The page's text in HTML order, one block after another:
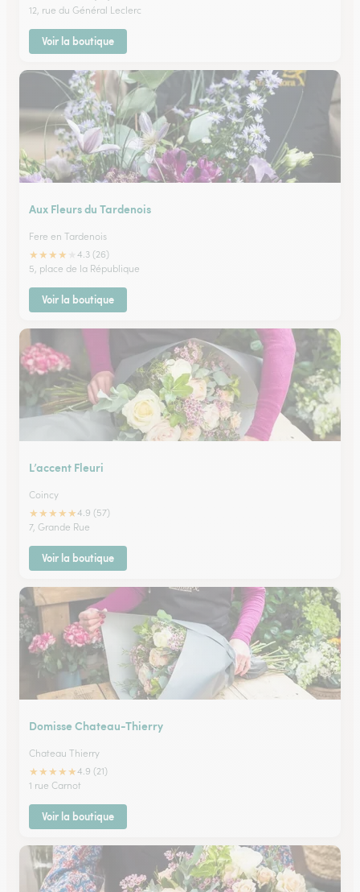
12, rue du Général Leclerc
Voir la boutique
Aux Fleurs du Tardenois
Fere en Tardenois
★★★★
4.3 (26)
5, place de la République
Voir la boutique
L’accent Fleuri
Coincy
★★★★★4.9 (57)
7, Grande Rue
Voir la boutique
Domisse Chateau-Thierry
Chateau Thierry
★★★★★4.9 (21)
1 rue Carnot
Voir la boutique